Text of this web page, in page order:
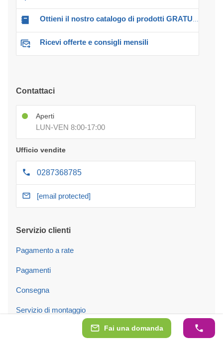
Fai una domanda
Ottieni il nostro catalogo di prodotti GRATUITO!
Ricevi offerte e consigli mensili
Contattaci
Aperti
LUN-VEN 8:00-17:00
Ufficio vendite
0287368785
[email protected]
Servizio clienti
Pagamento a rate
Pagamenti
Consegna
Servizio di montaggio